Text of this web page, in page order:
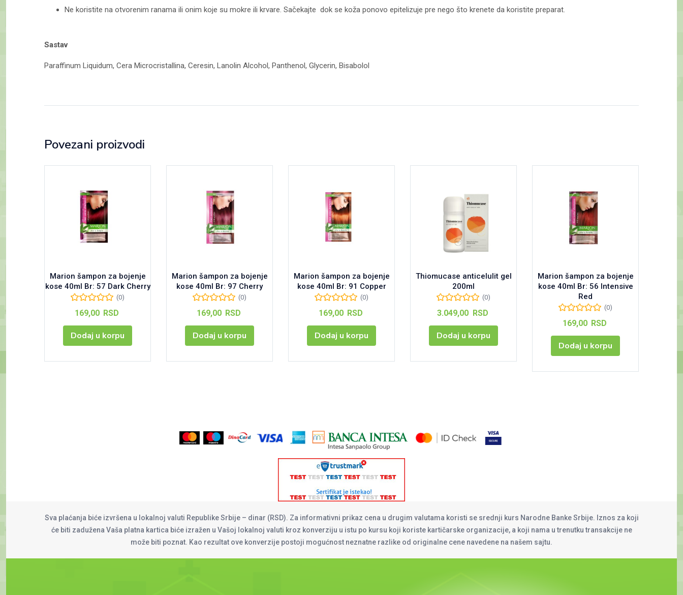
Ne koristite na otvorenim ranama ili onim koje su mokre ili krvare. Sačekajte dok se koža ponovo epitelizuje pre nego što krenete da koristite preparat.
Sastav
Paraffinum Liquidum, Cera Microcristallina, Ceresin, Lanolin Alcohol, Panthenol, Glycerin, Bisabolol
Povezani proizvodi
Marion šampon za bojenje
kose 40ml Br: 57 Dark Cherry
(0)
169,00 RSD
Dodaj u korpu
Marion šampon za bojenje
kose 40ml Br: 97 Cherry
(0)
169,00 RSD
Dodaj u korpu
Marion šampon za bojenje
kose 40ml Br: 91 Copper
(0)
169,00 RSD
Dodaj u korpu
Thiomucase anticelulit gel
200ml
(0)
3.049,00 RSD
Dodaj u korpu
Marion šampon za bojenje
kose 40ml Br: 56 Intensive
Red
(0)
169,00 RSD
Dodaj u korpu
Sva plaćanja biće izvršena u lokalnoj valuti Republike Srbije – dinar (RSD). Za informativni prikaz cena u drugim valutama koristi se srednji kurs Narodne Banke Srbije. Iznos za koji
će biti zadužena Vaša platna kartica biće izražen u Vašoj lokalnoj valuti kroz konverziju u istu po kursu koji koriste kartičarske organizacije, a koji nama u trenutku transakcije ne
može biti poznat. Kao rezultat ove konverzije postoji mogućnost neznatne razlike od originalne cene navedene na našem sajtu.